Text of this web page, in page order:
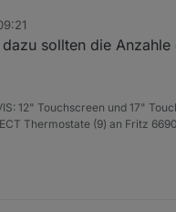
nicht genau verstanden
lassen ? Bei Segment 5
es genauso aussieht .
sollten die
12" Touchscreen und 17"
Thermostate (9) an Fritz